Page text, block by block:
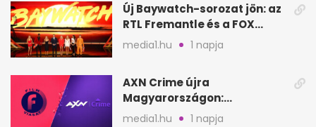
Új Baywatch-sorozat jön: az
RTL Fremantle és a FOX
készíti
media1.hu 1 napja
AXN Crime újra
Magyarországon:
szeptembertől a Viasat Film
media1.hu 1 napja